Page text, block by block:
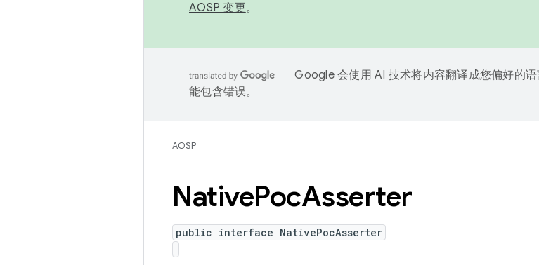
AOSP 变更。
Google 会使用 AI 技术将内容翻译成您偏好的
能包含错误。
AOSP
NativePocAsserter
public interface NativePocAsserter